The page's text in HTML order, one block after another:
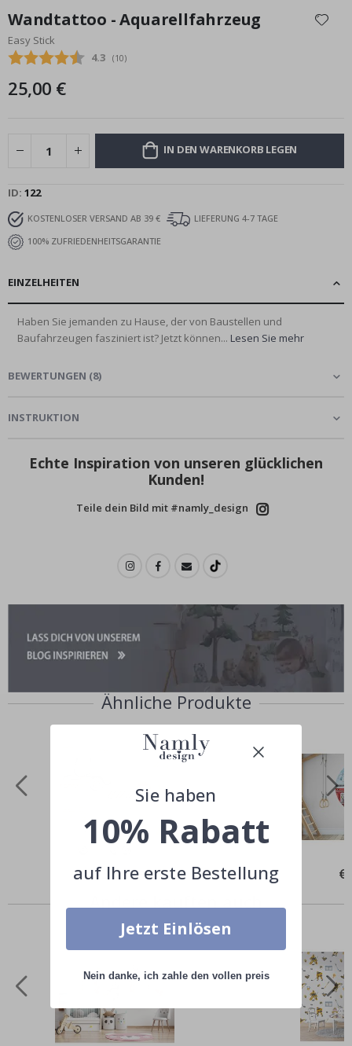
der
Bildgalerie
springen
Wandtattoo - Aquarellfahrzeug
Easy Stick
Durchschnittliche Bewertung:
4.3 (abgegebene bewertungen:
10)
25,00 €
IN DEN WARENKORB LEGEN
ID 122
KOSTENLOSER VERSAND AB 39 €
LIEFERUNG 4-7 TAGE
100% ZUFRIEDENHEITSGARANTIE
EINZELHEITEN
Haben Sie jemanden zu Hause, der von Baustellen und
Baufahrzeugen fasziniert ist? Jetzt können... Lesen Sie mehr
BEWERTUNGEN (8)
INSTRUKTION
Echte Inspiration von unseren glücklichen
Kunden!
Teile dein Bild mit #namly_design
Ähnliche Produkte
Special
Price
€37,00
Andere kauften auch
Sie haben
10% Rabatt
auf Ihre erste Bestellung
Jetzt Einlösen
Nein danke, ich zahle den vollen preis